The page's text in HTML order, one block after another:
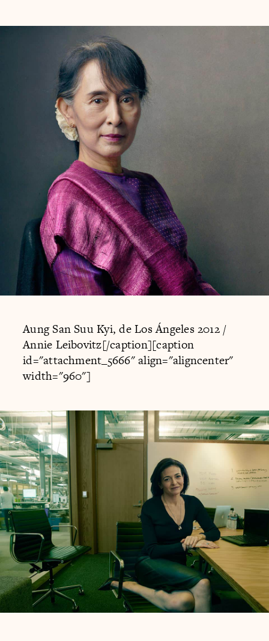
Aung San Suu Kyi, de Los Ángeles 2012 /
Annie Leibovitz[/caption][caption
id="attachment_5666" align="aligncenter"
width="960"]